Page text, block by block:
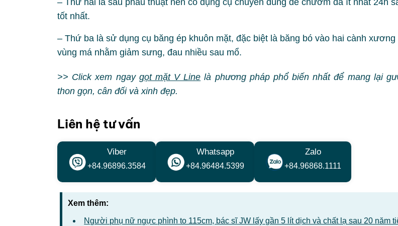
– Thứ hai là sau phẫu thuật nên có dụng cụ chuyên dùng để chườm đá ít nhất 24h
tốt nhất.
– Thứ ba là sử dụng cụ băng ép khuôn mặt, đặc biệt là băng bó vào hai cành xương
vùng má nhằm giảm sưng, đau nhiều sau mổ.
>> Click xem ngay gọt mặt V Line là phương pháp phổ biến nhất để mang lại
thon gọn, cân đối và xinh đẹp.
Liên hệ tư vấn
Viber
+84.96896.3584
Whatsapp
+84.96484.5399
Zalo
+84.96868.1111
Xem thêm:
Người phụ nữ ngực phình to 115cm, bác sĩ JW lấy gần 5 lít dịch và chất lạ sau 20 năm